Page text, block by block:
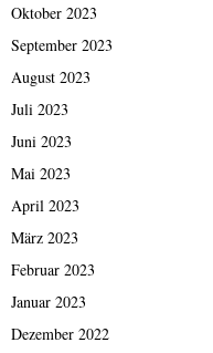
Oktober 2023
September 2023
August 2023
Juli 2023
Juni 2023
Mai 2023
April 2023
März 2023
Februar 2023
Januar 2023
Dezember 2022